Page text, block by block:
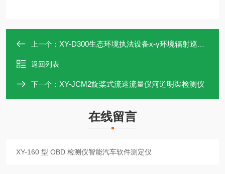
上一个： XY-D300生态环境执法设备х-γ环境辐射巡检检测仪
返回列表
下一个： XY-JCM2旋桨式流速流量仪河道明渠检测仪
在线留言